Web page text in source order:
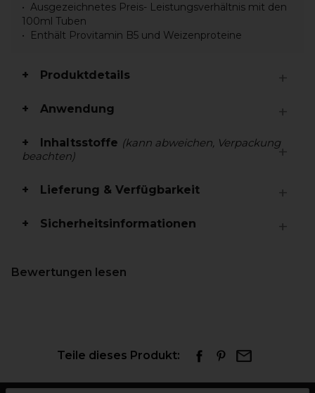
Ausgezeichnetes Preis- Leistungsverhältnis mit den
100ml Tuben
Enthält Provitamin B5 und Weizenproteine
Produktdetails
Anwendung
Inhaltsstoffe (kann abweichen, Verpackung
beachten)
Lieferung & Verfügbarkeit
Sicherheitsinformationen
Bewertungen lesen
Teile dieses Produkt: